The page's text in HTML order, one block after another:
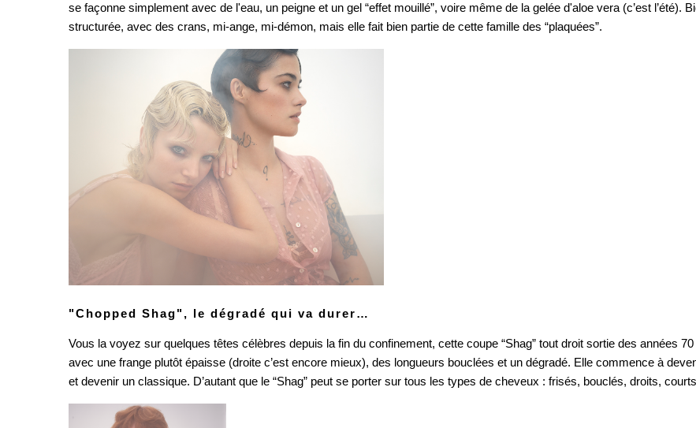
se façonne simplement avec de l'eau, un peigne et un gel “effet mouillé”, voire même de la gelée d'aloe vera (c’est l’été).
structurée, avec des crans, mi-ange, mi-démon, mais elle fait bien partie de cette famille des “plaquées”.
"Chopped Shag", le dégradé qui va durer…
Vous la voyez sur quelques têtes célèbres depuis la fin du confinement, cette coupe “Shag” tout droit sortie des années
avec une frange plutôt épaisse (droite c’est encore mieux), des longueurs bouclées et un dégradé. Elle commence à
et devenir un classique. D’autant que le “Shag” peut se porter sur tous les types de cheveux : frisés, bouclés, droits,